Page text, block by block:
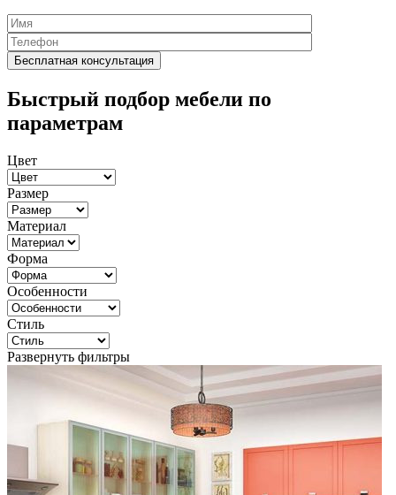
Быстрый подбор мебели по
параметрам
Цвет
Размер
Материал
Форма
Особенности
Стиль
Развернуть фильтры